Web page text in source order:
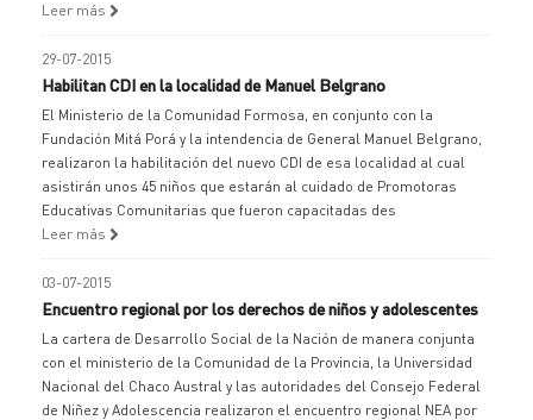
Leer más
29-07-2015
Habilitan CDI en la localidad de Manuel Belgrano
El Ministerio de la Comunidad Formosa, en conjunto con la
Fundación Mitá Porá y la intendencia de General Manuel Belgrano,
realizaron la habilitación del nuevo CDI de esa localidad al cual
asistirán unos 45 niños que estarán al cuidado de Promotoras
Educativas Comunitarias que fueron capacitadas des
Leer más
03-07-2015
Encuentro regional por los derechos de niños y adolescentes
La cartera de Desarrollo Social de la Nación de manera conjunta
con el ministerio de la Comunidad de la Provincia, la Universidad
Nacional del Chaco Austral y las autoridades del Consejo Federal
de Niñez y Adolescencia realizaron el encuentro regional NEA por